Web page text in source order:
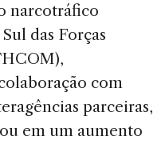
narcotráfico
das Forças
com
parceiras,
em um aumento